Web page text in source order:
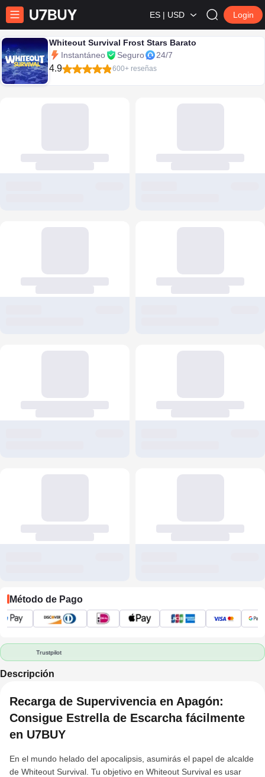
ES | USD Login
Whiteout Survival Frost Stars Barato
Instantáneo
Seguro 24/7
4.9 600+ reseñas
Método de Pago
Trustpilot
Descripción
Recarga de Supervivencia en Apagón:
Consigue Estrella de Escarcha fácilmente
en U7BUY
En el mundo helado del apocalipsis, asumirás el papel de alcalde
de Whiteout Survival. Tu objetivo en Whiteout Survival es usar